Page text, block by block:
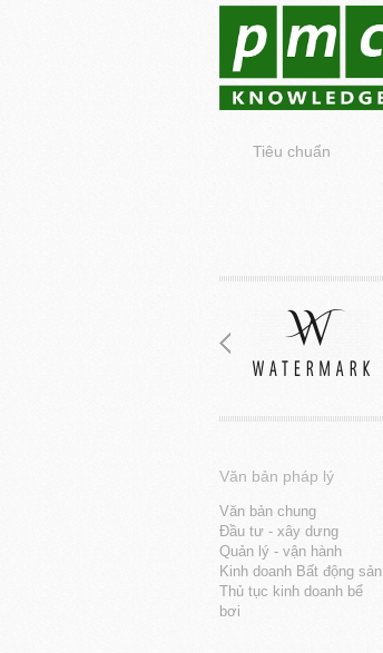
Tiêu chuẩn
Văn bản pháp lý
Văn bản chung
Đầu tư - xây dưng
Quản lý - vận hành
Kinh doanh Bất động sản
Thủ tục kinh doanh bể
bơi